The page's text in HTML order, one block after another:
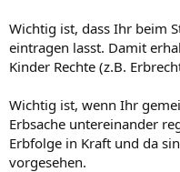
Wichtig ist, dass Ihr beim
eintragen lasst. Damit
Kinder Rechte (z.B.
Wichtig ist, wenn Ihr
Erbsache untereinander
Erbfolge in Kraft und da
vorgesehen.